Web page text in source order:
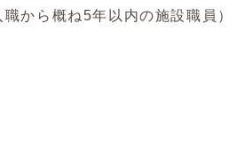
から概ね5年以内の施設職員）